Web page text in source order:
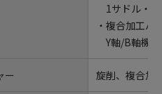
1サドル・2
・複合加工パ
Y軸/B軸機
ー 旋削、複合加